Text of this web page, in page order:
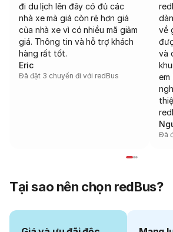
đi du lịch lên đây có đủ các
nhà xe mà giá còn rẻ hơn giá
của nhà xe vì có nhiều mã giảm
giá. Thông tin và hỗ trợ khách
hàng rất tốt.
Eric
Đã đặt 3 chuyến đi với redBus
về
và
em
Đã
Tại sao nên chọn redBus?